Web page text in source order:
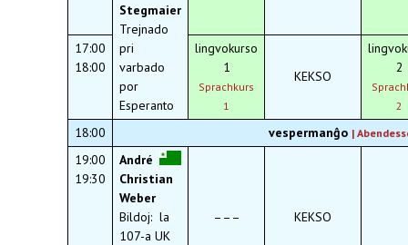
Stegmaier
Trejnado
pri
varbado
por
Esperanto
17:00
18:00
lingvokurso
1
Sprachkurs
1
KEKSO
2
2
18:00 vespermanĝo |
19:00
19:30
André
Christian
Weber
Bildoj: la
107-a UK
––– KEKSO